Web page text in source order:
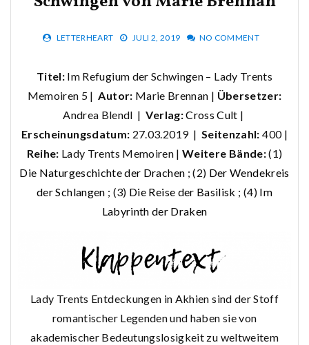
LETTERHEART JULI 2, 2019 NO COMMENT
Titel: Im Refugium der Schwingen – Lady Trents
Memoiren 5 | Autor: Marie Brennan | Übersetzer:
Andrea Blendl |Verlag:Cross Cult |
Erscheinungsdatum: 27.03.2019 | Seitenzahl: 400 |
Reihe: Lady Trents Memoiren |Weitere Bände:(1)
Die Naturgeschichte der Drachen ; (2) Der Wendekreis
der Schlangen ; (3) Die Reise der Basilisk ; (4) Im
Labyrinth der Draken
Lady Trents Entdeckungen in Akhien sind der Stoff
romantischer Legenden und haben sie von
akademischer Bedeutungslosigkeit zu weltweitem